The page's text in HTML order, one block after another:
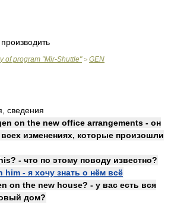
of program "Mir-Shuttle"> GEN
сведения
on the new office arrangements - он
изменениях, которые произошли
- что по этому поводу известно?
him - я хочу знать о нём всё
on the new house? - у вас есть вся
дом?